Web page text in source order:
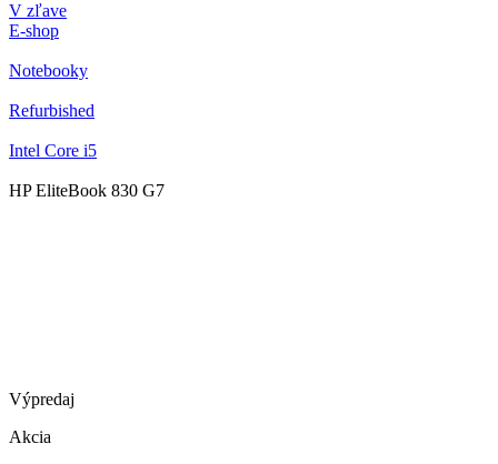
V zľave
E-shop
Notebooky
Refurbished
Intel Core i5
HP EliteBook 830 G7
Výpredaj
Akcia